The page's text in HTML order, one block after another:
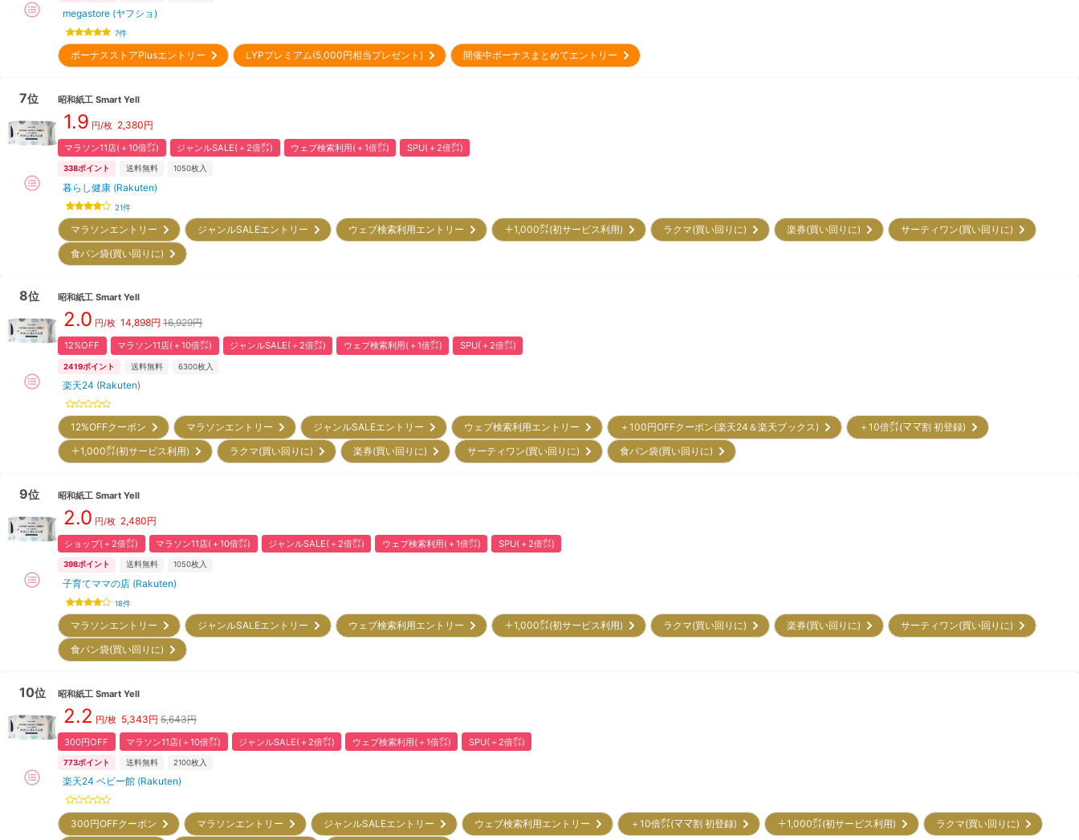
megastore (ヤフショ)
7件
ボーナスストアPlusエントリー LYPプレミアム(5,000円相当プレゼント) 開催中ボーナスまとめてエントリー
7位 昭和紙工 Smart Yell
1.9 円/枚 2,380円
マラソン11店(＋10倍㌽) ジャンルSALE(＋2倍㌽) ウェブ検索利用(＋1倍㌽) SPU(＋2倍㌽)
338ポイント 送料無料 1050枚入
暮らし健康 (Rakuten)
21件
マラソンエントリー ジャンルSALEエントリー ウェブ検索利用エントリー ＋1,000㌽(初サービス利用) ラクマ(買い回りに) 楽券(買い回りに)
サーティワン(買い回りに)
食パン袋(買い回りに)
8位 昭和紙工 Smart Yell
2.0 円/枚 14,898円 16,929円
12%OFF マラソン11店(＋10倍㌽) ジャンルSALE(＋2倍㌽) ウェブ検索利用(＋1倍㌽) SPU(＋2倍㌽)
2419ポイント 送料無料 6300枚入
楽天24 (Rakuten)
12%OFFクーポン マラソンエントリー ジャンルSALEエントリー ウェブ検索利用エントリー ＋100円OFFクーポン(楽天24＆楽天ブックス)
＋10倍㌽(ママ割 初登録)
＋1,000㌽(初サービス利用)
ラクマ(買い回りに) 楽券(買い回りに) サーティワン(買い回りに) 食パン袋(買い回りに)
9位 昭和紙工 Smart Yell
2.0 円/枚 2,480円
ショップ(＋2倍㌽) マラソン11店(＋10倍㌽) ジャンルSALE(＋2倍㌽) ウェブ検索利用(＋1倍㌽) SPU(＋2倍㌽)
398ポイント 送料無料 1050枚入
子育てママの店 (Rakuten)
18件
マラソンエントリー ジャンルSALEエントリー ウェブ検索利用エントリー ＋1,000㌽(初サービス利用) ラクマ(買い回りに) 楽券(買い回りに)
サーティワン(買い回りに)
食パン袋(買い回りに)
10位 昭和紙工 Smart Yell
2.2 円/枚 5,343円 5,643円
300円OFF マラソン11店(＋10倍㌽) ジャンルSALE(＋2倍㌽) ウェブ検索利用(＋1倍㌽) SPU(＋2倍㌽)
773ポイント 送料無料 2100枚入
楽天24 ベビー館 (Rakuten)
300円OFFクーポン マラソンエントリー ジャンルSALEエントリー ウェブ検索利用エントリー ＋10倍㌽(ママ割 初登録) ＋1,000㌽(初サービス利用)
ラクマ(買い回りに)